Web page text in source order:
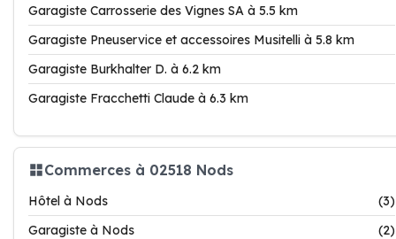
Garagiste Carrosserie des Vignes SA à 5.5 km
Garagiste Pneuservice et accessoires Musitelli à 5.8 km
Garagiste Burkhalter D. à 6.2 km
Garagiste Fracchetti Claude à 6.3 km
Commerces à 02518 Nods
Hôtel à Nods
(3)
Garagiste à Nods
(2)